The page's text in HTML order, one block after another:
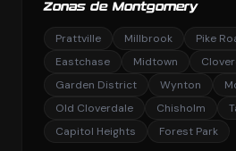
Zonas de Montgomery
Prattville Millbrook Pike
Eastchase
Midtown
Garden District
Wynton
Old Cloverdale
Chisholm
Capitol Heights
Forest Park